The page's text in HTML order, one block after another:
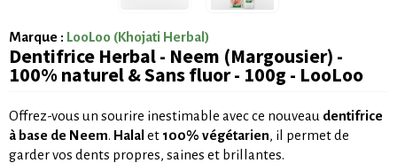
Marque : LooLoo (Khojati Herbal)
Dentifrice Herbal - Neem (Margousier) -
100% naturel & Sans fluor - 100g - LooLoo
Offrez-vous un sourire inestimable avec ce nouveau dentifrice
à base de Neem. Halal et 100% végétarien, il permet de
garder vos dents propres, saines et brillantes.